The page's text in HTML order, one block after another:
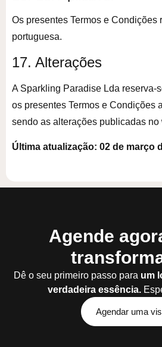
Os presentes Termos e Condições
portuguesa.
17. Alterações
A Sparkling Paradise Lda reserva-
os presentes Termos e Condições
sendo as alterações publicadas no
Última atualização: 02 de março
Agende
Dê o seu primeiro passo para um
verdadeira essência.
Agendar uma